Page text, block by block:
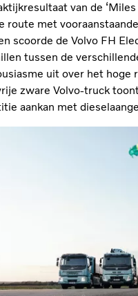
van de
route met
scoorde de Volvo FH
tussen de
uit over het
zware Volvo-truck
aankan met